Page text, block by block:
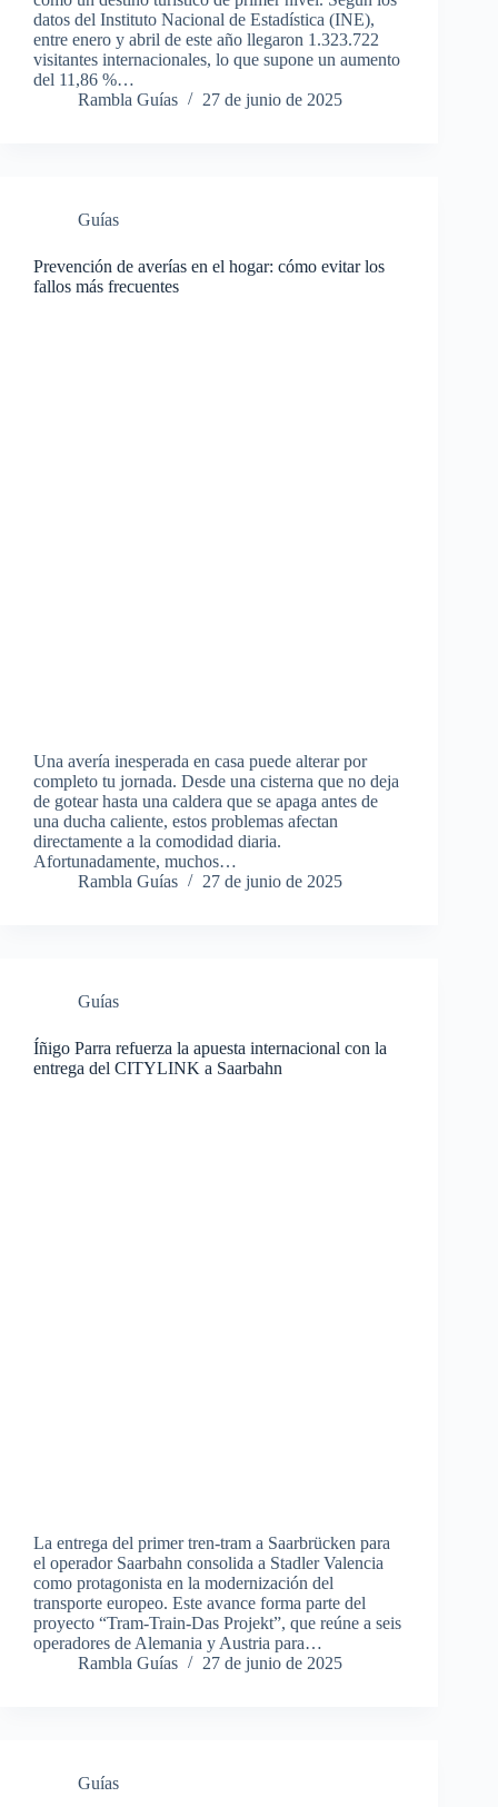
datos del Instituto Nacional de Estadística (INE),
entre enero y abril de este año llegaron 1.323.722
visitantes internacionales, lo que supone un aumento
del 11,86 %…
Rambla Guías
27 de junio de 2025
Guías
Prevención de averías en el hogar: cómo evitar los
fallos más frecuentes
Una avería inesperada en casa puede alterar por
completo tu jornada. Desde una cisterna que no deja
de gotear hasta una caldera que se apaga antes de
una ducha caliente, estos problemas afectan
directamente a la comodidad diaria.
Afortunadamente, muchos…
Rambla Guías
27 de junio de 2025
Guías
Íñigo Parra refuerza la apuesta internacional con la
entrega del CITYLINK a Saarbahn
La entrega del primer tren-tram a Saarbrücken para
el operador Saarbahn consolida a Stadler Valencia
como protagonista en la modernización del
transporte europeo. Este avance forma parte del
proyecto “Tram-Train-Das Projekt”, que reúne a seis
operadores de Alemania y Austria para…
Rambla Guías
27 de junio de 2025
Guías